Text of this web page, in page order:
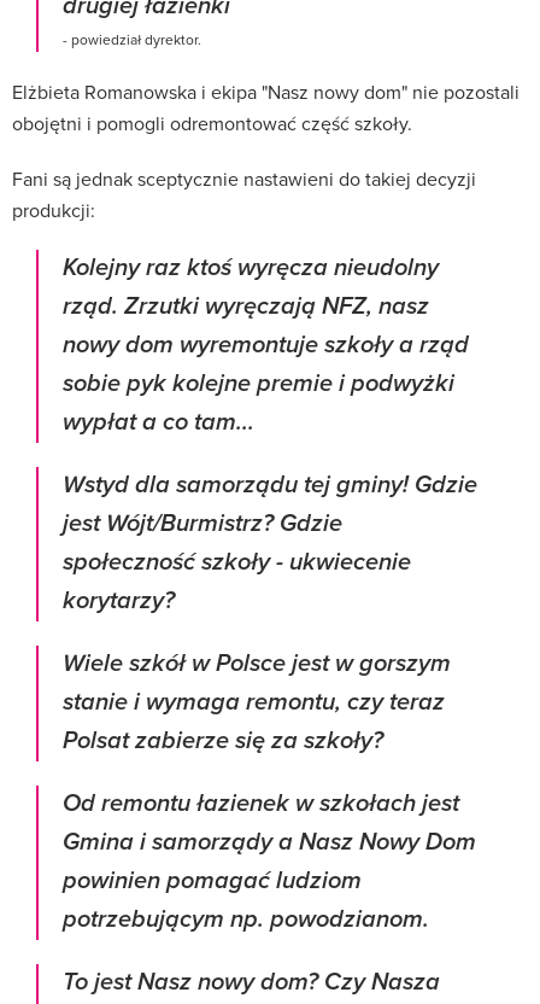
drugiej łazienki
- powiedział dyrektor.
Elżbieta Romanowska i ekipa "Nasz nowy dom" nie pozostali
obojętni i pomogli odremontować część szkoły.
Fani są jednak sceptycznie nastawieni do takiej decyzji
produkcji:
Kolejny raz ktoś wyręcza nieudolny
rząd. Zrzutki wyręczają NFZ, nasz
nowy dom wyremontuje szkoły a rząd
sobie pyk kolejne premie i podwyżki
wypłat a co tam...
Wstyd dla samorządu tej gminy! Gdzie
jest Wójt/Burmistrz? Gdzie
społeczność szkoły - ukwiecenie
korytarzy?
Wiele szkół w Polsce jest w gorszym
stanie i wymaga remontu, czy teraz
Polsat zabierze się za szkoły?
Od remontu łazienek w szkołach jest
Gmina i samorządy a Nasz Nowy Dom
powinien pomagać ludziom
potrzebującym np. powodzianom.
To jest Nasz nowy dom? Czy Nasza